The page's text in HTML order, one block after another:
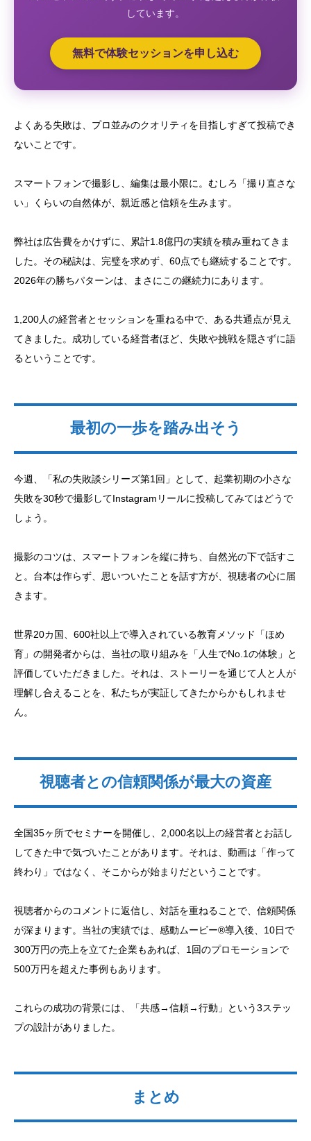
しています。
無料で体験セッションを申し込む
よくある失敗は、プロ並みのクオリティを目指しすぎて投稿でき
ないことです。
スマートフォンで撮影し、編集は最小限に。むしろ「撮り直さな
い」くらいの自然体が、親近感と信頼を生みます。
弊社は広告費をかけずに、累計1.8億円の実績を積み重ねてきま
した。その秘訣は、完璧を求めず、60点でも継続することです。
2026年の勝ちパターンは、まさにこの継続力にあります。
1,200人の経営者とセッションを重ねる中で、ある共通点が見え
てきました。成功している経営者ほど、失敗や挑戦を隠さずに語
るということです。
最初の一歩を踏み出そう
今週、「私の失敗談シリーズ第1回」として、起業初期の小さな
失敗を30秒で撮影してInstagramリールに投稿してみてはどうで
しょう。
撮影のコツは、スマートフォンを縦に持ち、自然光の下で話すこ
と。台本は作らず、思いついたことを話す方が、視聴者の心に届
きます。
世界20カ国、600社以上で導入されている教育メソッド「ほめ
育」の開発者からは、当社の取り組みを「人生でNo.1の体験」と
評価していただきました。それは、ストーリーを通じて人と人が
理解し合えることを、私たちが実証してきたからかもしれませ
ん。
視聴者との信頼関係が最大の資産
全国35ヶ所でセミナーを開催し、2,000名以上の経営者とお話し
してきた中で気づいたことがあります。それは、動画は「作って
終わり」ではなく、そこからが始まりだということです。
視聴者からのコメントに返信し、対話を重ねることで、信頼関係
が深まります。当社の実績では、感動ムービー®導入後、10日で
300万円の売上を立てた企業もあれば、1回のプロモーションで
500万円を超えた事例もあります。
これらの成功の背景には、「共感→信頼→行動」という3ステッ
プの設計がありました。
まとめ